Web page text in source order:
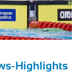
Highlights